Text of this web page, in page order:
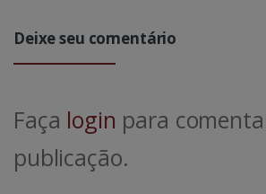
Deixe seu comentário
Faça login para
publicação.